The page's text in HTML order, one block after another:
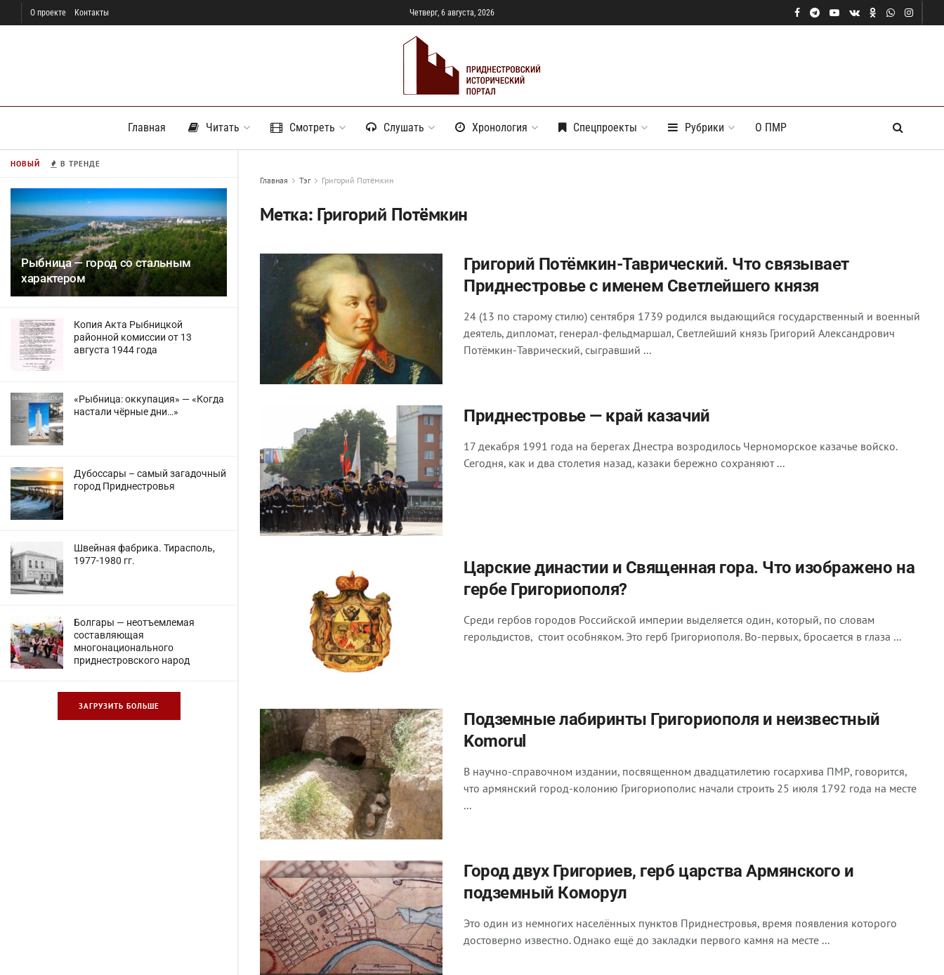
НОВЫЙ В ТРЕНДЕ
Рыбница — город со стальным
характером
Копия Акта Рыбницкой
районной комиссии от 13
августа 1944 года
«Рыбница: оккупация» — «Когда
настали чёрные дни…»
Дубоссары – самый загадочный
город Приднестровья
Швейная фабрика. Тирасполь,
1977-1980 гг.
Болгары — неотъемлемая
составляющая
многонационального
приднестровского народ
ЗАГРУЗИТЬ БОЛЬШЕ
О проекте Контакты Четверг, 6 августа, 2026
Главная Читать Смотреть Слушать Хронология Спецпроекты Рубрики О ПМР
Главная Тэг Григорий Потёмкин
Метка: Григорий Потёмкин
Григорий Потёмкин-Таврический. Что связывает
Приднестровье с именем Светлейшего князя
24 (13 по старому стилю) сентября 1739 родился выдающийся государственный и военный
деятель, дипломат, генерал-фельдмаршал, Светлейший князь Григорий Александрович
Потёмкин-Таврический, сыгравший ...
Приднестровье — край казачий
17 декабря 1991 года на берегах Днестра возродилось Черноморское казачье войско.
Сегодня, как и два столетия назад, казаки бережно сохраняют ...
Царские династии и Священная гора. Что изображено на
гербе Григориополя?
Среди гербов городов Российской империи выделяется один, который, по словам
герольдистов, стоит особняком. Это герб Григориополя. Во-первых, бросается в глаза ...
Подземные лабиринты Григориополя и неизвестный
Komorul
В научно-справочном издании, посвященном двадцатилетию госархива ПМР, говорится,
что армянский город-колонию Григориополис начали строить 25 июля 1792 года на месте
...
Город двух Григориев, герб царства Армянского и
подземный Коморул
Это один из немногих населённых пунктов Приднестровья, время появления которого
достоверно известно. Однако ещё до закладки первого камня на месте ...